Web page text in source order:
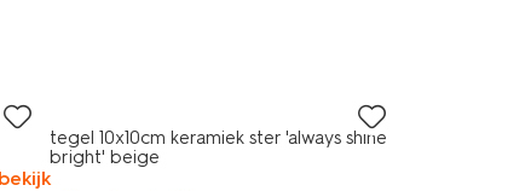
tegel 10x10cm keramiek ster 'always shine
bright' beige